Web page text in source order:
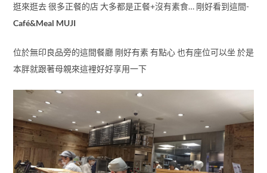
逛來逛去 很多正餐的店 大多都是正餐+沒有素食… 剛好看到這間-
Café&Meal MUJI
位於無印良品旁的這間餐廳 剛好有素 有點心 也有座位可以坐 於是
本胖就跟著母親來這裡好好享用一下